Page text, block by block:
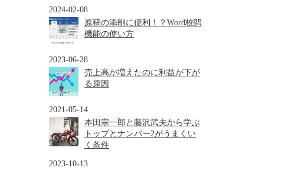
2024-02-08
原稿の添削に便利！？Word校閲
機能の使い方
2023-06-28
売上高が増えたのに利益が下が
る原因
2021-05-14
本田宗一郎と藤沢武夫から学ぶ
トップとナンバー2がうまくい
く条件
2023-10-13